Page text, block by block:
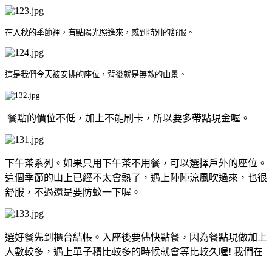
在入秋的季節裡，有點陽光照進來，感到特別的舒服。
這是我們今天被安排的座位，背後就是無敵的山景。
餐點的價位不低，加上不能刷卡，所以要多帶點現金喔。
下午茶系列。如果只用下午茶不用餐，可以選擇戶外的座位。
這個季節的山上已經不太會熱了，遇上陣陣涼風吹過來，也很
舒服，不過還是要防蚊一下喔。
選好餐先到櫃台結帳。入座後要儘快點餐，因為餐點現做加上
人數較多，遇上單子積比較多的時候就會等比較久喔! 我們在